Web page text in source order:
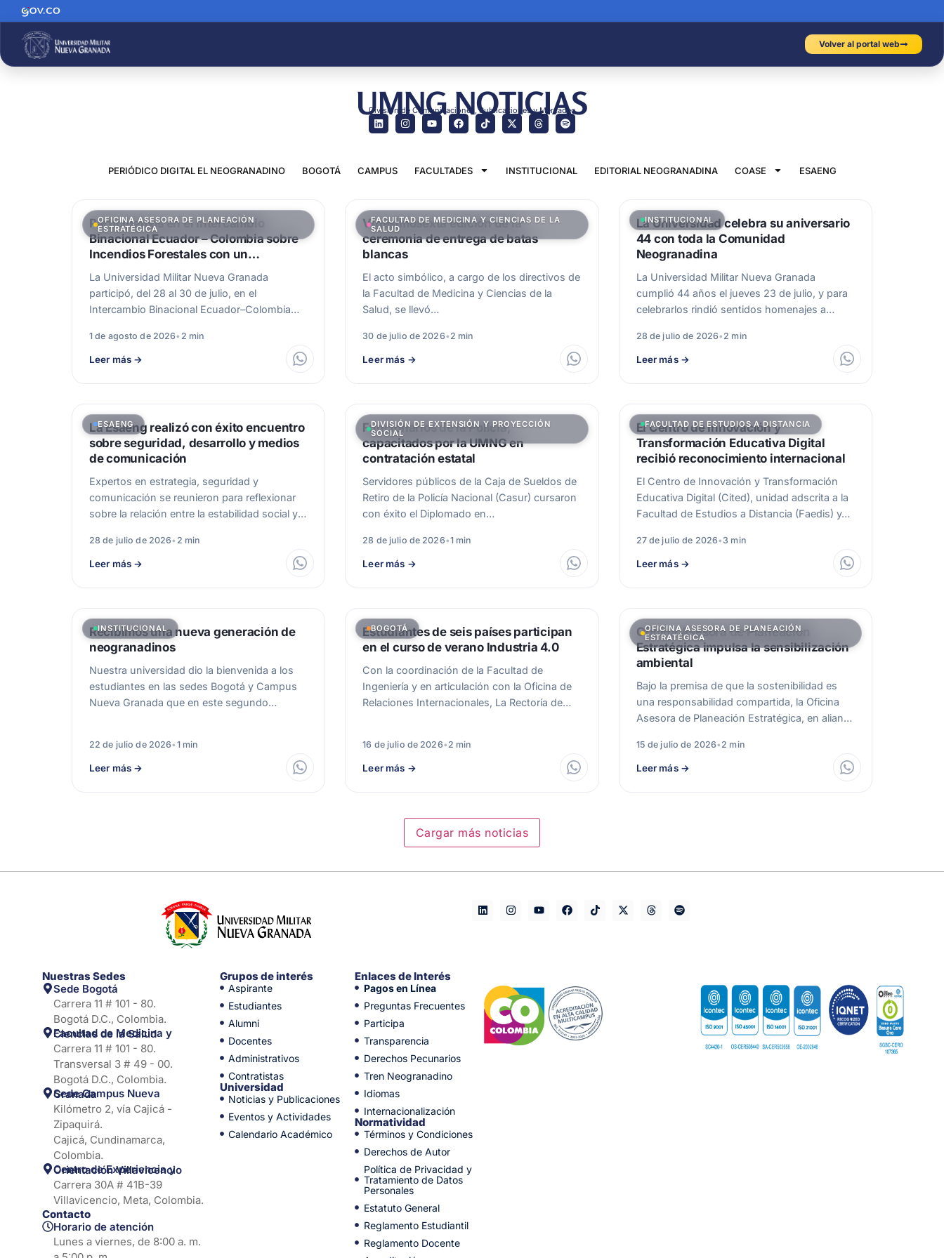
Volver al portal web
UMNG NOTICIAS
División de Comunicaciones, Publicaciones y Mercadeo
PERIÓDICO DIGITAL EL NEOGRANADINO BOGOTÁ CAMPUS FACULTADES INSTITUCIONAL EDITORIAL NEOGRANADINA COASE ESAENG
OFICINA ASESORA DE PLANEACIÓN
ESTRATÉGICA
Participamos en el Intercambio
Binacional Ecuador – Colombia sobre
Incendios Forestales con un
La Universidad Militar Nueva Granada
participó, del 28 al 30 de julio, en el
Intercambio Binacional Ecuador–Colombia
1 de agosto de 2026• 2 min
Leer más →
FACULTAD DE MEDICINA Y CIENCIAS DE LA
SALUD
Vigesimosexta edición de la
ceremonia de entrega de batas
blancas
El acto simbólico, a cargo de los directivos de
la Facultad de Medicina y Ciencias de la
Salud, se llevó…
30 de julio de 2026• 2 min
Leer más →
INSTITUCIONAL
La Universidad celebra su aniversario
44 con toda la Comunidad
Neogranadina
La Universidad Militar Nueva Granada
cumplió 44 años el jueves 23 de julio, y para
celebrarlos rindió sentidos homenajes a…
28 de julio de 2026• 2 min
Leer más →
ESAENG
La Esaeng realizó con éxito encuentro
sobre seguridad, desarrollo y medios
de comunicación
Expertos en estrategia, seguridad y
comunicación se reunieron para reflexionar
sobre la relación entre la estabilidad social y
28 de julio de 2026• 2 min
Leer más →
DIVISIÓN DE EXTENSIÓN Y PROYECCIÓN
SOCIAL
Funcionarios de la Policía,
capacitados por la UMNG en
contratación estatal
Servidores públicos de la Caja de Sueldos de
Retiro de la Policía Nacional (Casur) cursaron
con éxito el Diplomado en…
28 de julio de 2026•1 min
Leer más →
FACULTAD DE ESTUDIOS A DISTANCIA
El Centro de Innovación y
Transformación Educativa Digital
recibió reconocimiento internacional
El Centro de Innovación y Transformación
Educativa Digital (Cited), unidad adscrita a la
Facultad de Estudios a Distancia (Faedis) y…
27 de julio de 2026• 3 min
Leer más →
INSTITUCIONAL
Recibimos una nueva generación de
neogranadinos
Nuestra universidad dio la bienvenida a los
estudiantes en las sedes Bogotá y Campus
Nueva Granada que en este segundo…
22 de julio de 2026• 1 min
Leer más →
BOGOTÁ
Estudiantes de seis países participan
en el curso de verano Industria 4.0
Con la coordinación de la Facultad de
Ingeniería y en articulación con la Oficina de
Relaciones Internacionales, La Rectoría de…
16 de julio de 2026• 2 min
Leer más →
OFICINA ASESORA DE PLANEACIÓN
ESTRATÉGICA
Oficina Asesora de Planeación
Estratégica impulsa la sensibilización
ambiental
Bajo la premisa de que la sostenibilidad es
una responsabilidad compartida, la Oficina
Asesora de Planeación Estratégica, en alianza
15 de julio de 2026• 2 min
Leer más →
Cargar más noticias
Nuestras Sedes
Sede Bogotá
Carrera 11 # 101 - 80.
Bogotá D.C., Colombia.
Facultad de Medicina y Ciencias de la Salud
Carrera 11 # 101 - 80.
Transversal 3 # 49 - 00.
Bogotá D.C., Colombia.
Sede Campus Nueva Granada
Kilómetro 2, vía Cajicá -
Zipaquirá.
Cajicá, Cundinamarca,
Colombia.
Centro de Experiencia y Orientación Villavicencio
Carrera 30A # 41B-39
Villavicencio, Meta, Colombia.
Contacto
Horario de atención
Lunes a viernes, de 8:00 a. m.
Grupos de interés
Aspirante
Estudiantes
Alumni
Docentes
Administrativos
Contratistas
Universidad
Noticias y Publicaciones
Eventos y Actividades
Calendario Académico
Enlaces de Interés
Pagos en Línea
Preguntas Frecuentes
Participa
Transparencia
Derechos Pecunarios
Tren Neogranadino
Idiomas
Internacionalización
Normatividad
Términos y Condiciones
Derechos de Autor
Política de Privacidad y
Tratamiento de Datos
Personales
Estatuto General
Reglamento Estudiantil
Reglamento Docente